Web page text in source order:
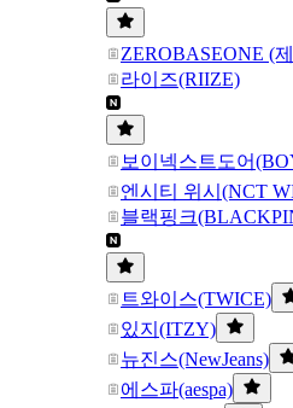
ZEROBASEONE (
라이즈(RIIZE)
보이넥스트도어
엔시티 위시(NCT
블랙핑크
트와이스(TWICE)
있지(ITZY)
뉴진스(NewJeans)
에스파(aespa)